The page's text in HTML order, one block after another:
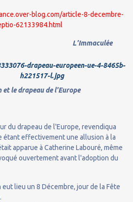
blog.com/article-8-decembre-
62133984.html
L'Immaculée
et le drapeau de l'Europe
du drapeau de l'Europe, revendiqua
étant effectivement une allusion à la
apparue à Catherine Labouré, même
ouvertement avant l'adoption du
lieu un 8 Décembre, jour de la Fête